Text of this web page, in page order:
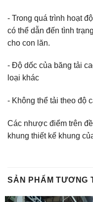
- Trong quá trình hoạt
có thể dẫn đến tình
cho con lăn.
- Độ dốc của băng tải
loại khác
- Không thể tải theo độ
Các nhược điểm trên
khung thiết kế khung
SẢN PHẨM TƯƠNG